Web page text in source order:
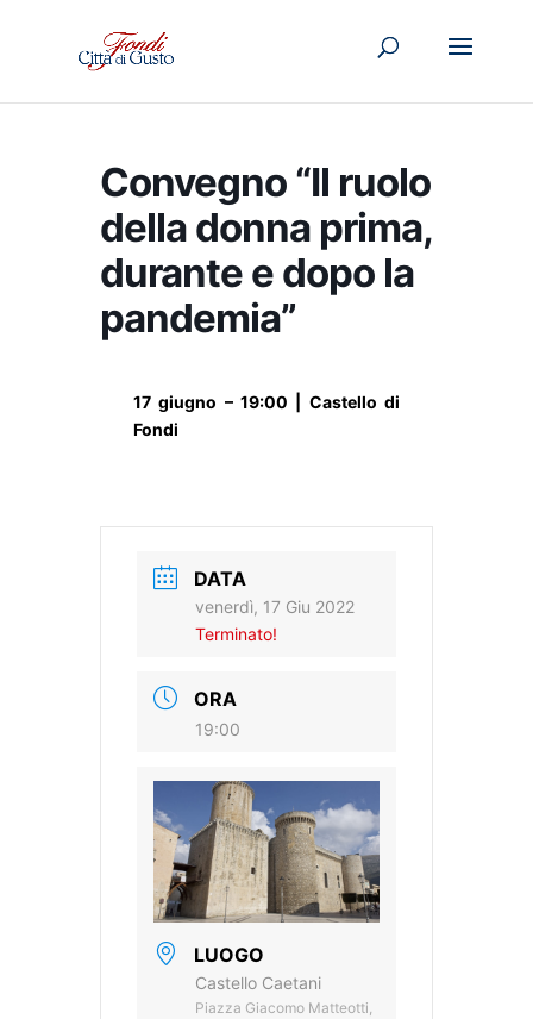
Convegno “Il ruolo
della donna prima,
durante e dopo la
pandemia”
17 giugno – 19:00 | Castello di
Fondi
DATA
venerdì, 17 Giu 2022
Terminato!
ORA
19:00
LUOGO
Castello Caetani
Piazza Giacomo Matteotti,